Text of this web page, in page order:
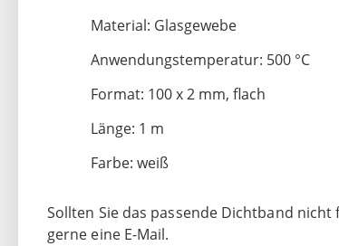
Material: Glasgewebe
Anwendungstemperatur: 500 °C
Format: 100 x 2 mm, flach
Länge: 1 m
Farbe: weiß
Sollten Sie das passende Dichtband
gerne eine E-Mail.